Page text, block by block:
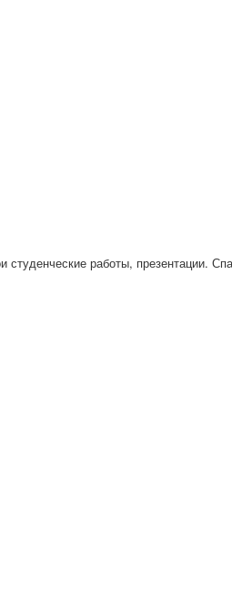
работы, презентации.